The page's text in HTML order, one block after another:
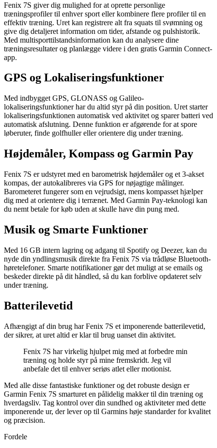
Fenix 7S giver dig mulighed for at oprette personlige
træningsprofiler til enhver sport eller kombinere flere profiler til en
effektiv træning. Uret kan registrere alt fra squats til svømning og
give dig detaljeret information om tider, afstande og pulshistorik.
Med multisporttilstandsinformation kan du analysere dine
træningsresultater og planlægge videre i den gratis Garmin Connect-
app.
GPS og Lokaliseringsfunktioner
Med indbygget GPS, GLONASS og Galileo-
lokaliseringsfunktioner har du altid styr på din position. Uret starter
lokaliseringsfunktionen automatisk ved aktivitet og sparer batteri ved
automatisk afslutning. Denne funktion er afgørende for at spore
løberuter, finde golfhuller eller orientere dig under træning.
Højdemåler, Kompass og Garmin Pay
Fenix 7S er udstyret med en barometrisk højdemåler og et 3-akset
kompas, der autokalibreres via GPS for nøjagtige målinger.
Barometeret fungerer som en vejrudsigt, mens kompasset hjælper
dig med at orientere dig i terrænet. Med Garmin Pay-teknologi kan
du nemt betale for køb uden at skulle have din pung med.
Musik og Smarte Funktioner
Med 16 GB intern lagring og adgang til Spotify og Deezer, kan du
nyde din yndlingsmusik direkte fra Fenix 7S via trådløse Bluetooth-
høretelefoner. Smarte notifikationer gør det muligt at se emails og
beskeder direkte på dit håndled, så du kan forblive opdateret selv
under træning.
Batterilevetid
Afhængigt af din brug har Fenix 7S et imponerende batterilevetid,
der sikrer, at uret altid er klar til brug uanset din aktivitet.
Fenix 7S har virkelig hjulpet mig med at forbedre min
træning og holde styr på mine fremskridt. Jeg vil
anbefale det til enhver seriøs atlet eller motionist.
Med alle disse fantastiske funktioner og det robuste design er
Garmin Fenix 7S smarturet en pålidelig makker til din træning og
hverdagsliv. Tag kontrol over din sundhed og aktiviteter med dette
imponerende ur, der lever op til Garmins høje standarder for kvalitet
og præcision.
Fordele